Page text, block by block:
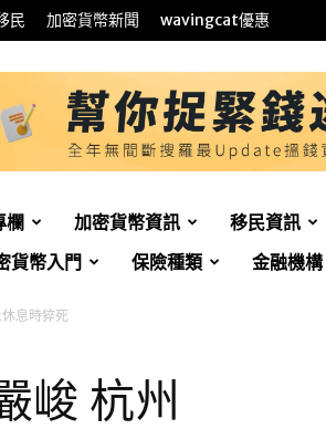
民 加密貨幣新聞 wavingcat優惠
欄 加密貨幣資訊 移民資訊
貨幣入門 保險種類 金融機構
息時猝死
峻 杭州